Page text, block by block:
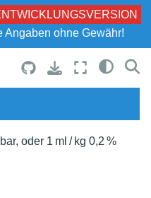
ohne Gewähr!
oder 1 ml / kg 0,2 %